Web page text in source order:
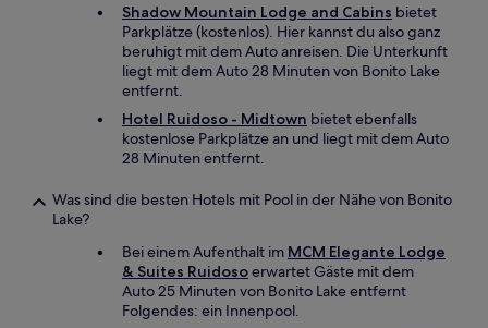
Shadow Mountain Lodge and Cabins bietet
Parkplätze (kostenlos). Hier kannst du also ganz
beruhigt mit dem Auto anreisen. Die Unterkunft
liegt mit dem Auto 28 Minuten von Bonito Lake
entfernt.
Hotel Ruidoso - Midtown bietet ebenfalls
kostenlose Parkplätze an und liegt mit dem Auto
28 Minuten entfernt.
Was sind die besten Hotels mit Pool in der Nähe von Bonito
Lake?
Bei einem Aufenthalt im MCM Elegante Lodge
& Suites Ruidosoerwartet Gäste mit dem
Auto 25 Minuten von Bonito Lake entfernt
Folgendes: ein Innenpool.